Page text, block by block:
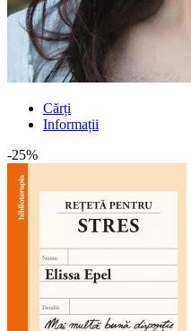
Cărți
Informații
-25%